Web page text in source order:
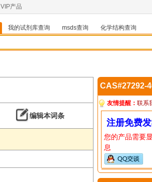
VIP产品
我的试剂库查询 msds查询
化学结构查询
编辑本词条
CAS#27292-
友情提醒： 联系
注册免费
您的产品需要
息